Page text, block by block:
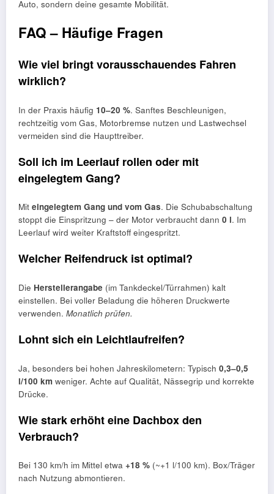
Auto, sondern deine gesamte Mobilität.
FAQ – Häufige Fragen
Wie viel bringt vorausschauendes Fahren
wirklich?
In der Praxis häufig 10–20 %. Sanftes Beschleunigen,
rechtzeitig vom Gas, Motorbremse nutzen und Lastwechsel
vermeiden sind die Haupttreiber.
Soll ich im Leerlauf rollen oder mit
eingelegtem Gang?
Mit eingelegtem Gang und vom Gas. Die Schubabschaltung
stoppt die Einspritzung – der Motor verbraucht dann 0 l. Im
Leerlauf wird weiter Kraftstoff eingespritzt.
Welcher Reifendruck ist optimal?
Die Herstellerangabe (im Tankdeckel/Türrahmen) kalt
einstellen. Bei voller Beladung die höheren Druckwerte
verwenden. Monatlich prüfen.
Lohnt sich ein Leichtlaufreifen?
Ja, besonders bei hohen Jahreskilometern: Typisch 0,3–0,5
l/100 km weniger. Achte auf Qualität, Nässegrip und korrekte
Drücke.
Wie stark erhöht eine Dachbox den
Verbrauch?
Bei 130 km/h im Mittel etwa +18 % (~+1 l/100 km). Box/Träger
nach Nutzung abmontieren.